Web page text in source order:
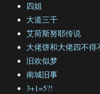
四姐
大道三千
艾荷斯努耶传说
大佬饼和大佬四不得
旧欢似梦
南城旧事
3+1=5?!